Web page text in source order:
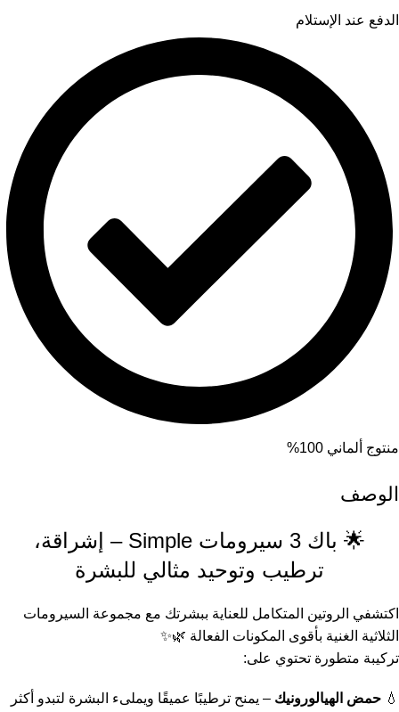
الدفع عند الإستلام
منتوج ألماني 100%
الوصف
🌟 باك 3 سيرومات Simple – إشراقة،
ترطيب وتوحيد مثالي للبشرة
اكتشفي الروتين المتكامل للعناية ببشرتك مع مجموعة السيرومات
الثلاثية الغنية بأقوى المكونات الفعالة 🌿✨
تركيبة متطورة تحتوي على:
💧 حمض الهيالورونيك – يمنح ترطيبًا عميقًا ويملىء البشرة لتبدو أكثر